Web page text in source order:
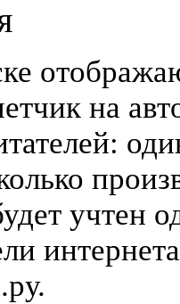
на
учтен